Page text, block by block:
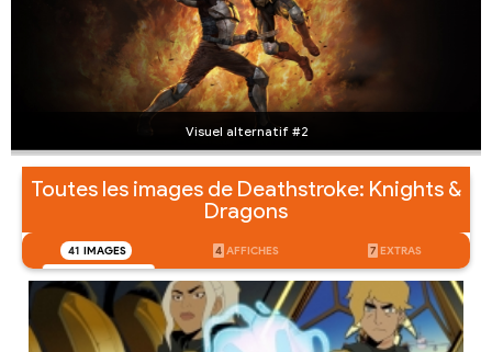
Visuel alternatif #2
Toutes les images de Deathstroke: Knights &
Dragons
41 IMAGES 4 AFFICHES 7 EXTRAS